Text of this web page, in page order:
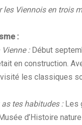
les Viennois en trois
:
:Début
en construction.
les classiques
tes habitudes :Les
d’Histoire